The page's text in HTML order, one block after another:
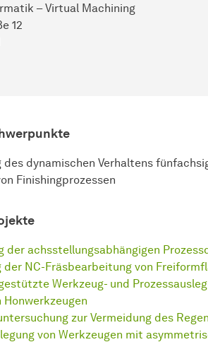
– Virtual Machining
12
des dynamischen Verhaltens
Finishingprozessen
der achsstellungsabhängigen
der NC-Fräsbearbeitung von
Werkzeug- und
Honwerkzeugen
zur Vermeidung des
von Werkzeugen mit